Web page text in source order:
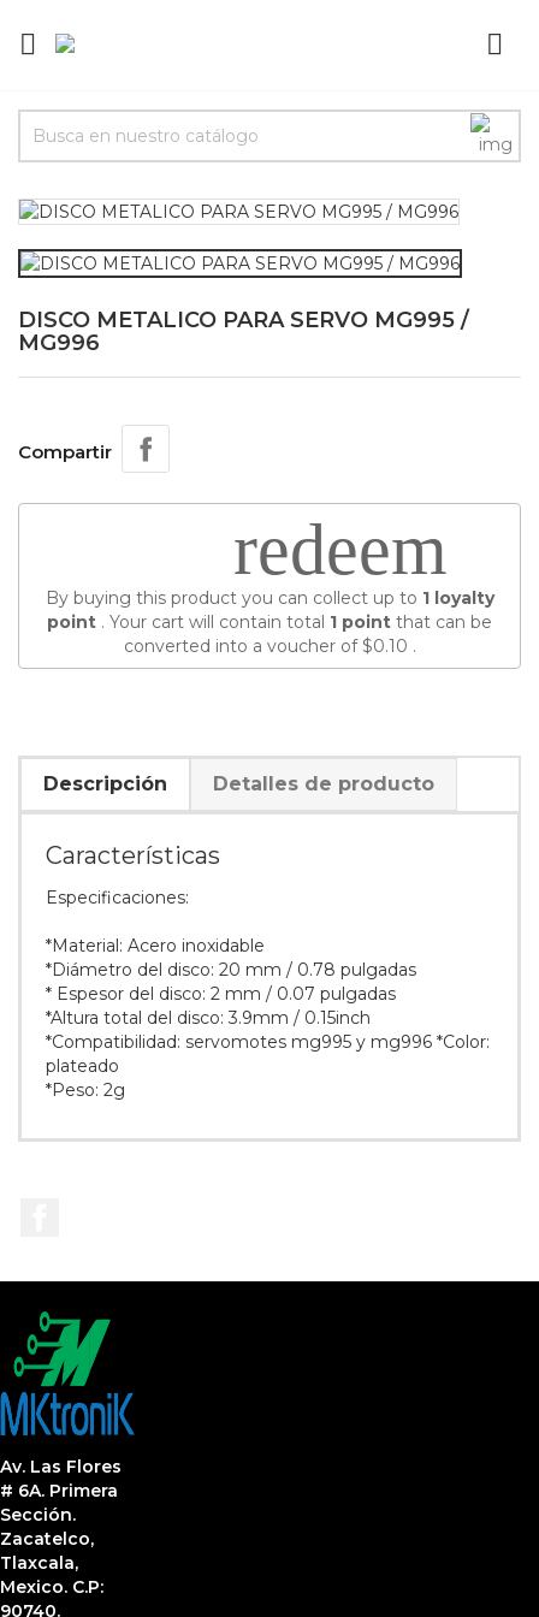
 
DISCO METALICO PARA SERVO MG995 /
MG996
Compartir
redeem
By buying this product you can collect up to 1loyalty
point . Your cart will contain total 1 point that can be
converted into a voucher of$0.10 .
Descripción Detalles de producto
Características
Especificaciones:
*Material: Acero inoxidable
*Diámetro del disco: 20 mm / 0.78 pulgadas
* Espesor del disco: 2 mm / 0.07 pulgadas
*Altura total del disco: 3.9mm / 0.15inch
*Compatibilidad: servomotes mg995 y mg996 *Color:
plateado
*Peso: 2g
Av. Las Flores
# 6A. Primera
Sección.
Zacatelco,
Tlaxcala,
Mexico. C.P:
90740.